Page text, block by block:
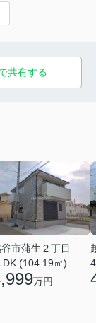
共有する
市蒲生２丁目
(104.19㎡)
万円